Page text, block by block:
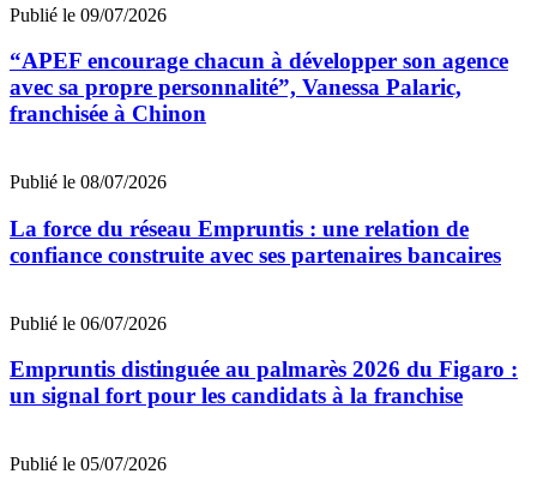
Publié le 09/07/2026
“APEF encourage chacun à développer son agence
avec sa propre personnalité”, Vanessa Palaric,
franchisée à Chinon
Publié le 08/07/2026
La force du réseau Empruntis : une relation de
confiance construite avec ses partenaires bancaires
Publié le 06/07/2026
Empruntis distinguée au palmarès 2026 du Figaro :
un signal fort pour les candidats à la franchise
Publié le 05/07/2026